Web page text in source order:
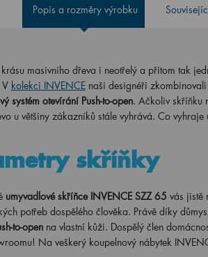
Popis a rozměry výrobku
masivního dřeva i neotřelý a přitom tak
kolekci INVENCEnaši designéři
systém otevírání Push-to-open. Ačkoliv skříňku
u většiny zákazníků stále vyhrává. Co vyhraje
skříňky
umyvadlové skříňce INVENCE SZZ 65 vás jistě
potřeb dospělého člověka. Právě díky
to-openna vlastní kůži. Dospělý člen
Na veškerý koupelnový nábytek